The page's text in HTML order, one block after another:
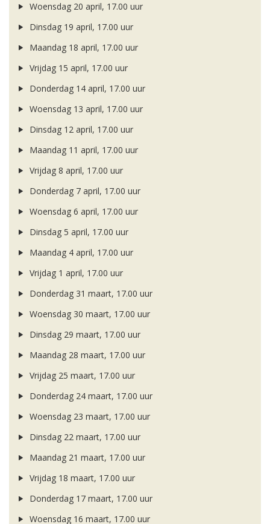
Woensdag 20 april, 17.00 uur
Dinsdag 19 april, 17.00 uur
Maandag 18 april, 17.00 uur
Vrijdag 15 april, 17.00 uur
Donderdag 14 april, 17.00 uur
Woensdag 13 april, 17.00 uur
Dinsdag 12 april, 17.00 uur
Maandag 11 april, 17.00 uur
Vrijdag 8 april, 17.00 uur
Donderdag 7 april, 17.00 uur
Woensdag 6 april, 17.00 uur
Dinsdag 5 april, 17.00 uur
Maandag 4 april, 17.00 uur
Vrijdag 1 april, 17.00 uur
Donderdag 31 maart, 17.00 uur
Woensdag 30 maart, 17.00 uur
Dinsdag 29 maart, 17.00 uur
Maandag 28 maart, 17.00 uur
Vrijdag 25 maart, 17.00 uur
Donderdag 24 maart, 17.00 uur
Woensdag 23 maart, 17.00 uur
Dinsdag 22 maart, 17.00 uur
Maandag 21 maart, 17.00 uur
Vrijdag 18 maart, 17.00 uur
Donderdag 17 maart, 17.00 uur
Woensdag 16 maart, 17.00 uur